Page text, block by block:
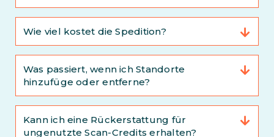
Wie viel kostet die Spedition?
Was passiert, wenn ich Standorte
hinzufüge oder entferne?
Kann ich eine Rückerstattung für
ungenutzte Scan-Credits erhalten?